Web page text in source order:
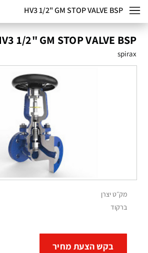
HV3 1/2" GM STOP VALVE BSP
1/2" GM STOP VALVE BSP
spirax
מק״ט יצרן
ברקוד
בקש הצעת מחיר